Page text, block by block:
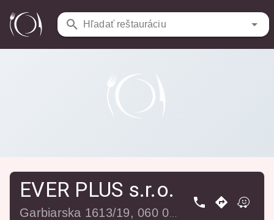
Hľadať reštauráciu
Reštaurácie / EVER PLUS s.r.o.
EVER PLUS s.r.o.